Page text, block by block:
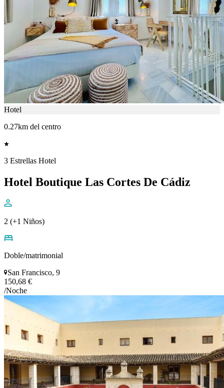
Hotel
0.27km del centro
3 Estrellas Hotel
Hotel Boutique Las Cortes De Cádiz
2 (+1 Niños)
Doble/matrimonial
San Francisco, 9
150,68 €
/Noche